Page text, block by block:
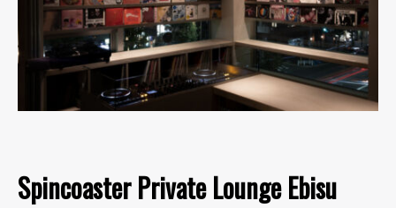
Spincoaster Private Lounge Ebisu